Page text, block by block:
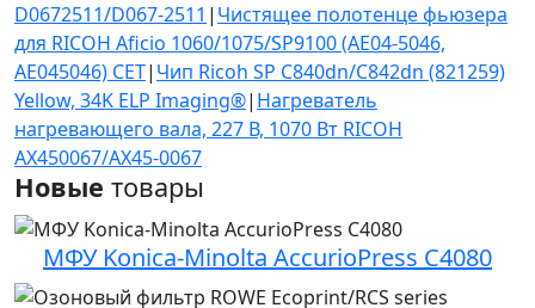
D0672511/D067-2511 | Чистящее полотенце фьюзера
для RICOH Aficio 1060/1075/SP9100 (AE04-5046,
AE045046) CET| Чип Ricoh SP C840dn/C842dn (821259)
Yellow, 34K ELP Imaging®| Нагреватель
нагревающего вала, 227 В, 1070 Вт RICOH
AX450067/AX45-0067
Новые товары
МФУ Konica-Minolta AccurioPress C4080